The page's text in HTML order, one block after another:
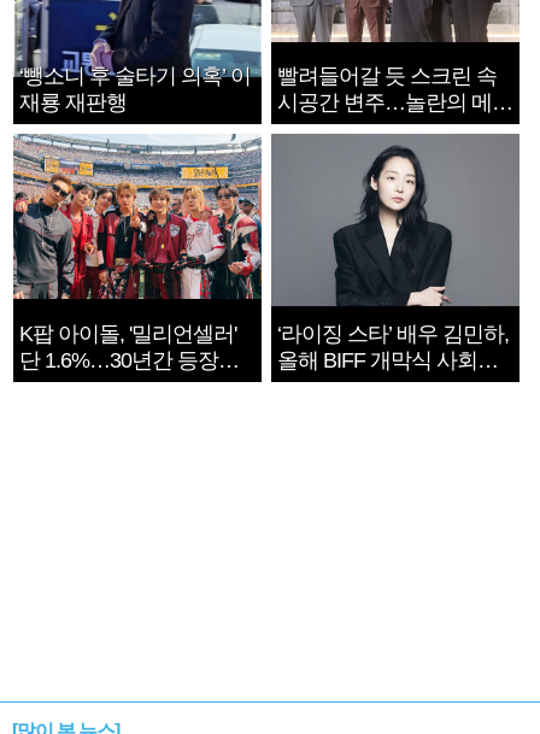
‘뺑소니 후 술타기 의혹’ 이
재룡 재판행
빨려들어갈 듯 스크린 속
시공간 변주…놀란의 메시
지는 ‘전쟁 속죄’
K팝 아이돌, '밀리언셀러'
단 1.6%…30년간 등장
1182개팀 전수조사
‘라이징 스타’ 배우 김민하,
올해 BIFF 개막식 사회자
확정